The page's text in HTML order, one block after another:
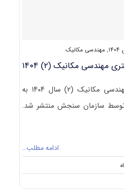
,مهندسی مکانیک
مهندسی مکانیک (۲) ۱۴۰۴
سوالات آزمون دکتری مهندسی مکانیک (۲) سال ۱۴۰۴ به
توسط سازمان سنجش منتشر شد.
ادامه مطلب…
on
سوالات